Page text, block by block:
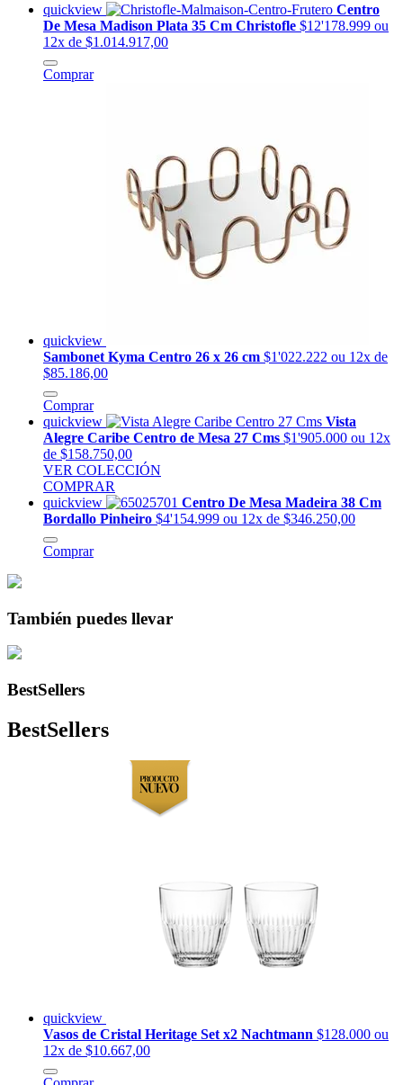
quickview
Centro
De Mesa Madison Plata 35 Cm Christofle $12'178.999 ou
12x de $1.014.917,00
Comprar
quickview
Sambonet Kyma Centro 26 x 26 cm $1'022.222 ou 12x de
$85.186,00
Comprar
quickview
Vista
Alegre Caribe Centro de Mesa 27 Cms $1'905.000 ou 12x
de $158.750,00
VER COLECCIÓN
COMPRAR
quickview
Centro De Mesa Madeira 38 Cm
Bordallo Pinheiro $4'154.999 ou 12x de $346.250,00
Comprar
También puedes llevar
BestSellers
BestSellers
quickview
Vasos de Cristal Heritage Set x2 Nachtmann $128.000 ou
12x de $10.667,00